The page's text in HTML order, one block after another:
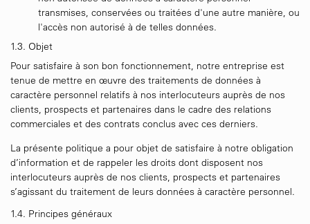
transmises, conservées ou traitées d'une autre manière, ou
l'accès non autorisé à de telles données.
1.3. Objet
Pour satisfaire à son bon fonctionnement, notre entreprise est
tenue de mettre en œuvre des traitements de données à
caractère personnel relatifs à nos interlocuteurs auprès de nos
clients, prospects et partenaires dans le cadre des relations
commerciales et des contrats conclus avec ces derniers.
La présente politique a pour objet de satisfaire à notre obligation
d’information et de rappeler les droits dont disposent nos
interlocuteurs auprès de nos clients, prospects et partenaires
s’agissant du traitement de leurs données à caractère personnel.
1.4. Principes généraux